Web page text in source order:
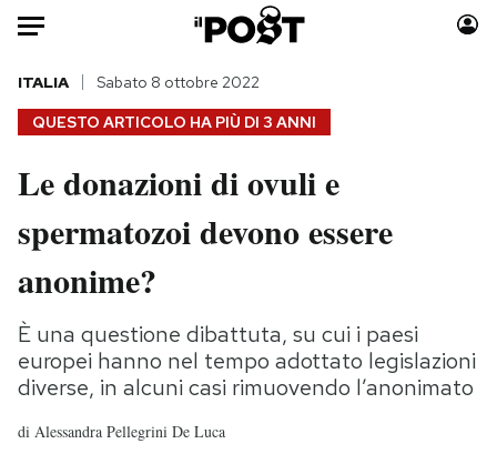
Auto
HOME
Italia
Politica
Tecnologia
Scienza
Cultura
Sport
Moda
Consumismi
Media
QUESTO ARTICOLO HA PIÙ DI 3 ANNI
ITALIA Sabato 8 ottobre 2022
Le donazioni di ovuli e
spermatozoi devono essere
anonime?
È una questione dibattuta, su cui i paesi
europei hanno nel tempo adottato legislazioni
diverse, in alcuni casi rimuovendo l’anonimato
di Alessandra Pellegrini De Luca